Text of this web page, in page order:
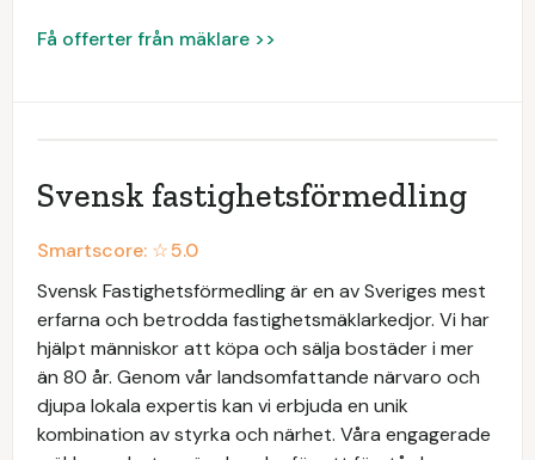
Få offerter från mäklare >>
Svensk fastighetsförmedling
Smartscore: ☆5.0
Svensk Fastighetsförmedling är en av Sveriges mest
erfarna och betrodda fastighetsmäklarkedjor. Vi har
hjälpt människor att köpa och sälja bostäder i mer
än 80 år. Genom vår landsomfattande närvaro och
djupa lokala expertis kan vi erbjuda en unik
kombination av styrka och närhet. Våra engagerade